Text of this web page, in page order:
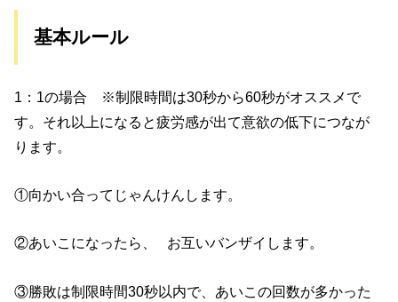
基本ルール
1：1の場合 ※制限時間は30秒から60秒がオススメで
す。それ以上になると疲労感が出て意欲の低下につなが
ります。
①向かい合ってじゃんけんします。
②あいこになったら、 お互いバンザイします。
③勝敗は制限時間30秒以内で、あいこの回数が多かった